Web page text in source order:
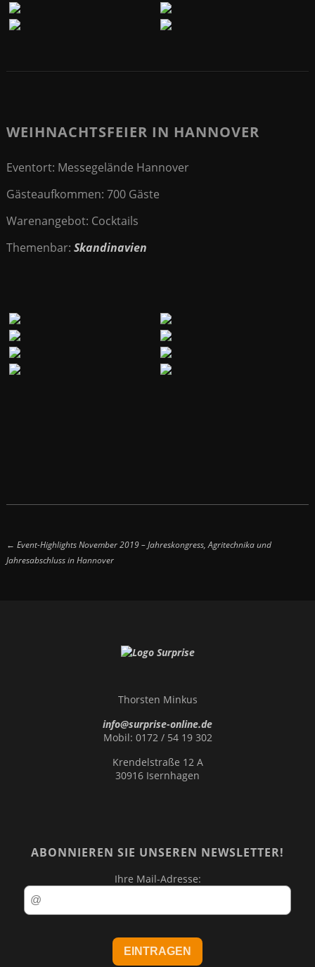
WEIHNACHTSFEIER IN HANNOVER
Eventort: Messegelände Hannover
Gästeaufkommen: 700 Gäste
Warenangebot: Cocktails
Themenbar: Skandinavien
← Event-Highlights November 2019 – Jahreskongress, Agritechnika und
Jahresabschluss in Hannover
Thorsten Minkus
info@surprise-online.de
Mobil: 0172 / 54 19 302
Krendelstraße 12 A
30916 Isernhagen
ABONNIEREN SIE UNSEREN NEWSLETTER!
Ihre Mail-Adresse: